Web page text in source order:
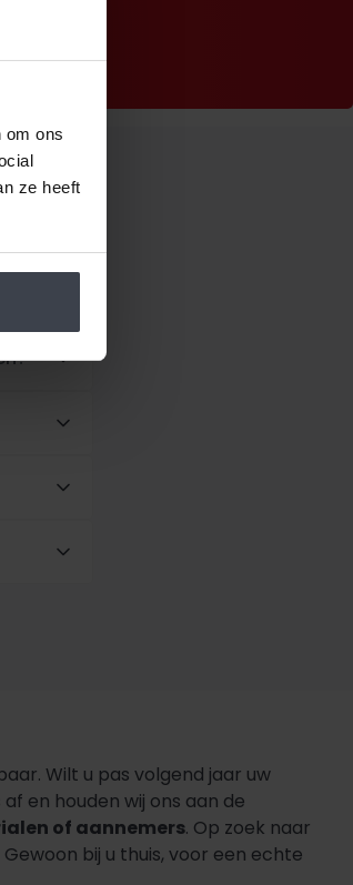
om ons
ze heeft
Wilt u pas volgend jaar uw
en houden wij ons aan de
of aannemers. Op zoek naar
bij u thuis, voor een echte